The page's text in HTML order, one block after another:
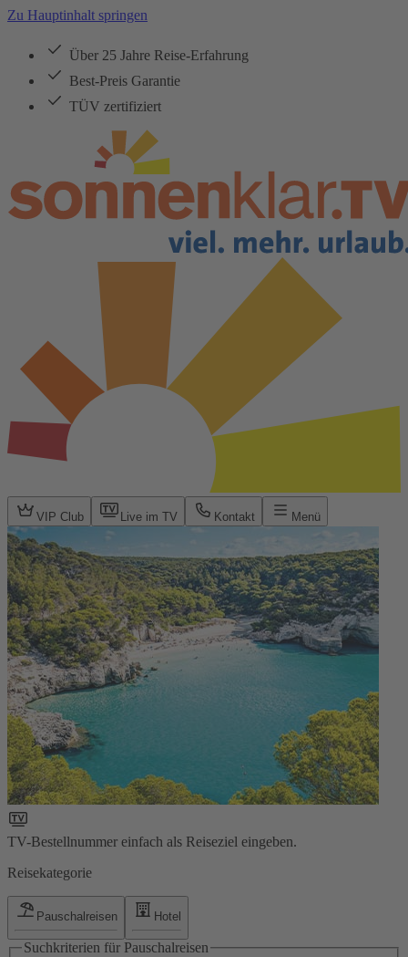
Zu Hauptinhalt springen
Über 25 Jahre Reise-Erfahrung
Best-Preis Garantie
TÜV zertifiziert
VIP Club Live im TV Kontakt Menü
TV-Bestellnummer einfach als Reiseziel eingeben.
Reisekategorie
Pauschalreisen Hotel
Suchkriterien für Pauschalreisen